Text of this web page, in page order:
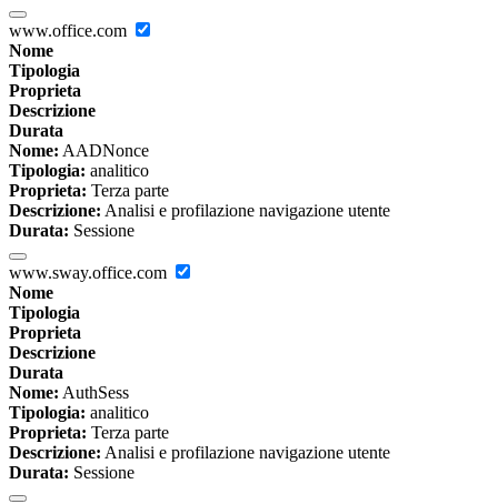
www.office.com
Nome
Tipologia
Proprieta
Descrizione
Durata
Nome: AADNonce
Tipologia: analitico
Proprieta: Terza parte
Descrizione: Analisi e profilazione navigazione utente
Durata: Sessione
www.sway.office.com
Nome
Tipologia
Proprieta
Descrizione
Durata
Nome: AuthSess
Tipologia: analitico
Proprieta: Terza parte
Descrizione: Analisi e profilazione navigazione utente
Durata: Sessione